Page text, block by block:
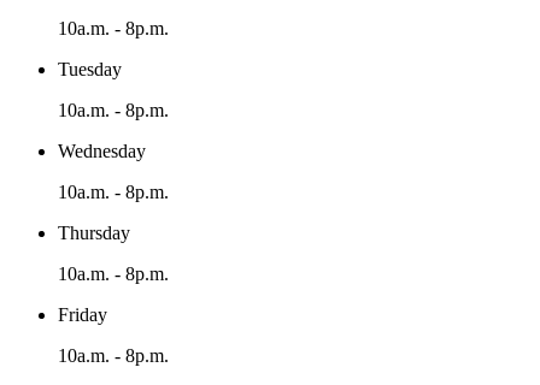
10a.m. - 8p.m.
Tuesday
10a.m. - 8p.m.
Wednesday
10a.m. - 8p.m.
Thursday
10a.m. - 8p.m.
Friday
10a.m. - 8p.m.